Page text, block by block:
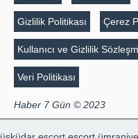
Gizlilik Politikası Çerez
Kullanıcı ve Gizlilik
Veri Politikası
Haber 7 Gün © 2023